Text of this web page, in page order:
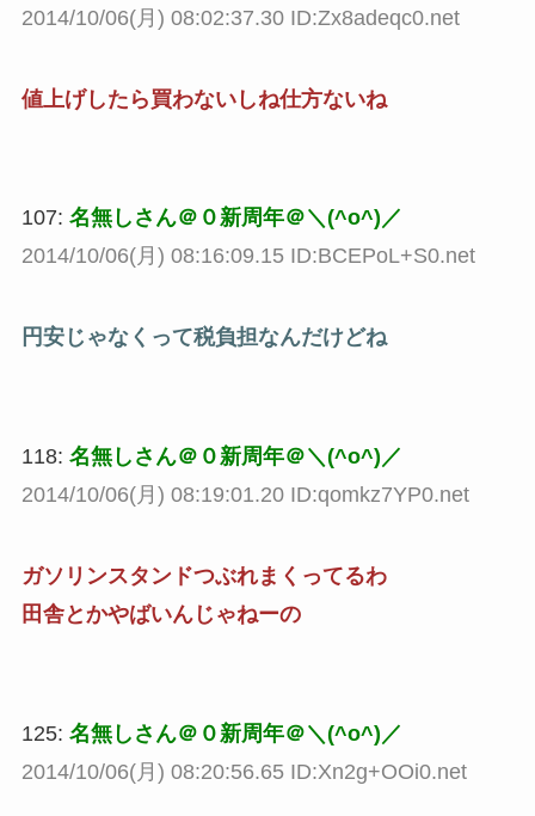
2014/10/06(月) 08:02:37.30 ID:Zx8adeqc0.net
値上げしたら買わないしね仕方ないね
107: 名無しさん＠０新周年＠＼(^o^)／
2014/10/06(月) 08:16:09.15 ID:BCEPoL+S0.net
円安じゃなくって税負担なんだけどね
118: 名無しさん＠０新周年＠＼(^o^)／
2014/10/06(月) 08:19:01.20 ID:qomkz7YP0.net
ガソリンスタンドつぶれまくってるわ
田舎とかやばいんじゃねーの
125: 名無しさん＠０新周年＠＼(^o^)／
2014/10/06(月) 08:20:56.65 ID:Xn2g+OOi0.net